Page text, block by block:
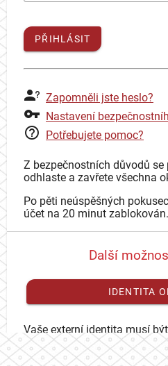
PŘIHLÁSIT
Zapomněli jste heslo?
Nastavení
Potřebujete pomoc?
Z bezpečnostních důvodů se
odhlaste a zavřete všechna
Po pěti neúspěšných
účet na 20 minut zablokován.
Další
IDENTITA
Vaše externí identita musí být
se mohli přihlásit ke svému